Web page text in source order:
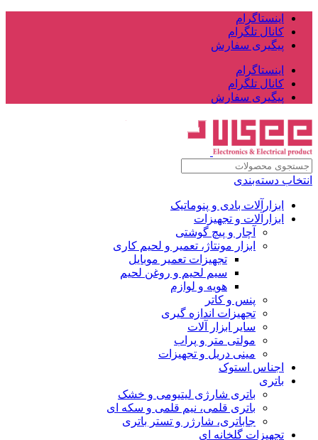
اینستاگرام
کانال تلگرام
پیگیری سفارش
اینستاگرام
کانال تلگرام
پیگیری سفارش
انتخاب دسته‌بندی
ابزارآلات بادی و پنوماتیک
ابزارآلات و تجهیزات
آچار و پیچ گوشتی
ابزار مونتاژ، تعمیر و لحیم کاری
تجهیزات تعمیر موبایل
سیم لحیم و روغن لحیم
هویه و لوازم
پنس و کاتر
تجهیزات اندازه گیری
سایر ابزار آلات
مولتی متر و پراب
مینی دریل و تجهیزات
اجناس استوک
باتری
باتری شارژی لیتیومی و خشک
باتری قلمی، نیم قلمی و سکه ای
جاباتری، شارژر و تستر باتری
تجهیزات گلخانه ای